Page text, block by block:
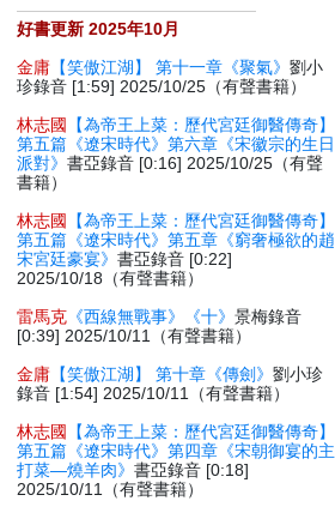
好書更新 2025年10月
金庸 【笑傲江湖】 第十一章《聚氣》劉小
珍錄音 [1:59] 2025/10/25（有聲書籍）
林志國
【為帝王上菜：歷代宮廷御醫傳奇】
第五篇《遼宋時代》第六章《宋徽宗的生日
派對》書亞錄音 [0:16] 2025/10/25（有聲
書籍）
林志國
【為帝王上菜：歷代宮廷御醫傳奇】
第五篇《遼宋時代》第五章《窮奢極欲的趙
宋宮廷豪宴》書亞錄音 [0:22]
2025/10/18（有聲書籍）
雷馬克 《西線無戰事》《十》景梅錄音
[0:39] 2025/10/11（有聲書籍）
金庸 【笑傲江湖】 第十章《傳劍》劉小珍
錄音 [1:54] 2025/10/11（有聲書籍）
林志國
【為帝王上菜：歷代宮廷御醫傳奇】
第五篇《遼宋時代》第四章《宋朝御宴的主
打菜—燒羊肉》書亞錄音 [0:18]
2025/10/11（有聲書籍）